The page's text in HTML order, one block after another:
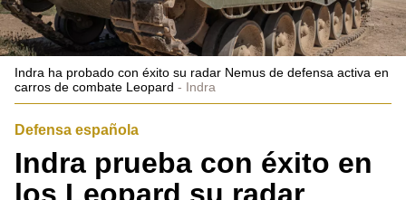
Indra ha probado con éxito su radar Nemus de defensa activa en
carros de combate Leopard
Indra
Defensa española
Indra prueba con éxito en